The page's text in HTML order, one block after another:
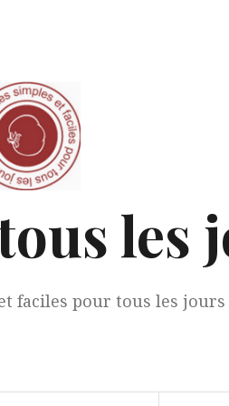
les
faciles pour tous les jours